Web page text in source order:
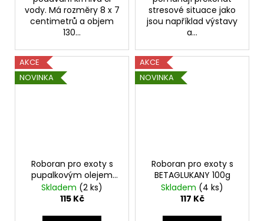
vody. Má rozměry 8 x 7
centimetrů a objem
130...
stresové situace jako
jsou například výstavy
a...
AKCE
NOVINKA
Roboran pro exoty s
pupalkovým olejem
100g
Skladem (2 ks)
115 Kč
AKCE
NOVINKA
Roboran pro exoty s
BETAGLUKANY 100g
Skladem (4 ks)
117 Kč